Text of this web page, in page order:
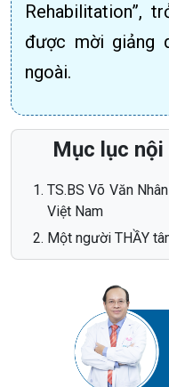
Rehabilitation”,
được mời giảng
ngoài.
Mục lục nội
TS.BS Võ Văn
Việt Nam
Một người THẦY